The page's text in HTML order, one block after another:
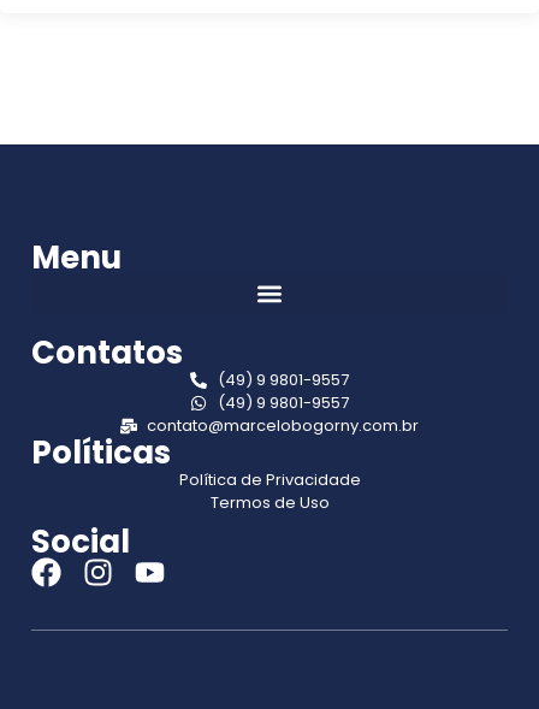
Menu
Contatos
(49) 9 9801-9557
(49) 9 9801-9557
contato@marcelobogorny.com.br
Políticas
Política de Privacidade
Termos de Uso
Social